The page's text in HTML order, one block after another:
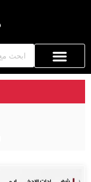
الأهلي يستكمل